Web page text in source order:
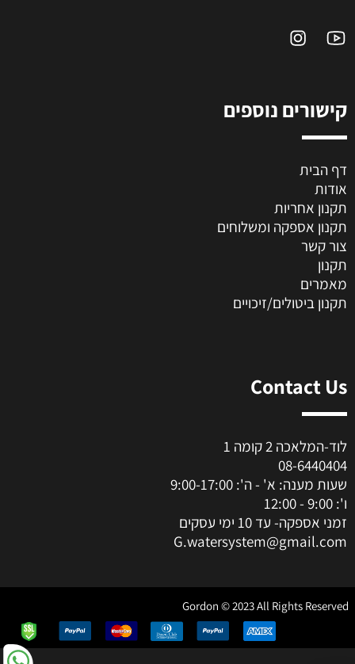
קישורים נוספים
דף הבית
אודות
תקנון אחריות
תקנון אספקה ומשלוחים
צור קשר
תקנון
מאמרים
תקנון ביטולים/זיכויים
Contact Us
לוד-המלאכה 2 קומה 1
08-6440404
שעות מענה: א' - ה': 9:00-17:00
ו': 9:00 - 12:00
זמני אספקה- עד 10 ימי עסקים
G.watersystem@gmail.com
Gordon © 2023 All Rights Reserved